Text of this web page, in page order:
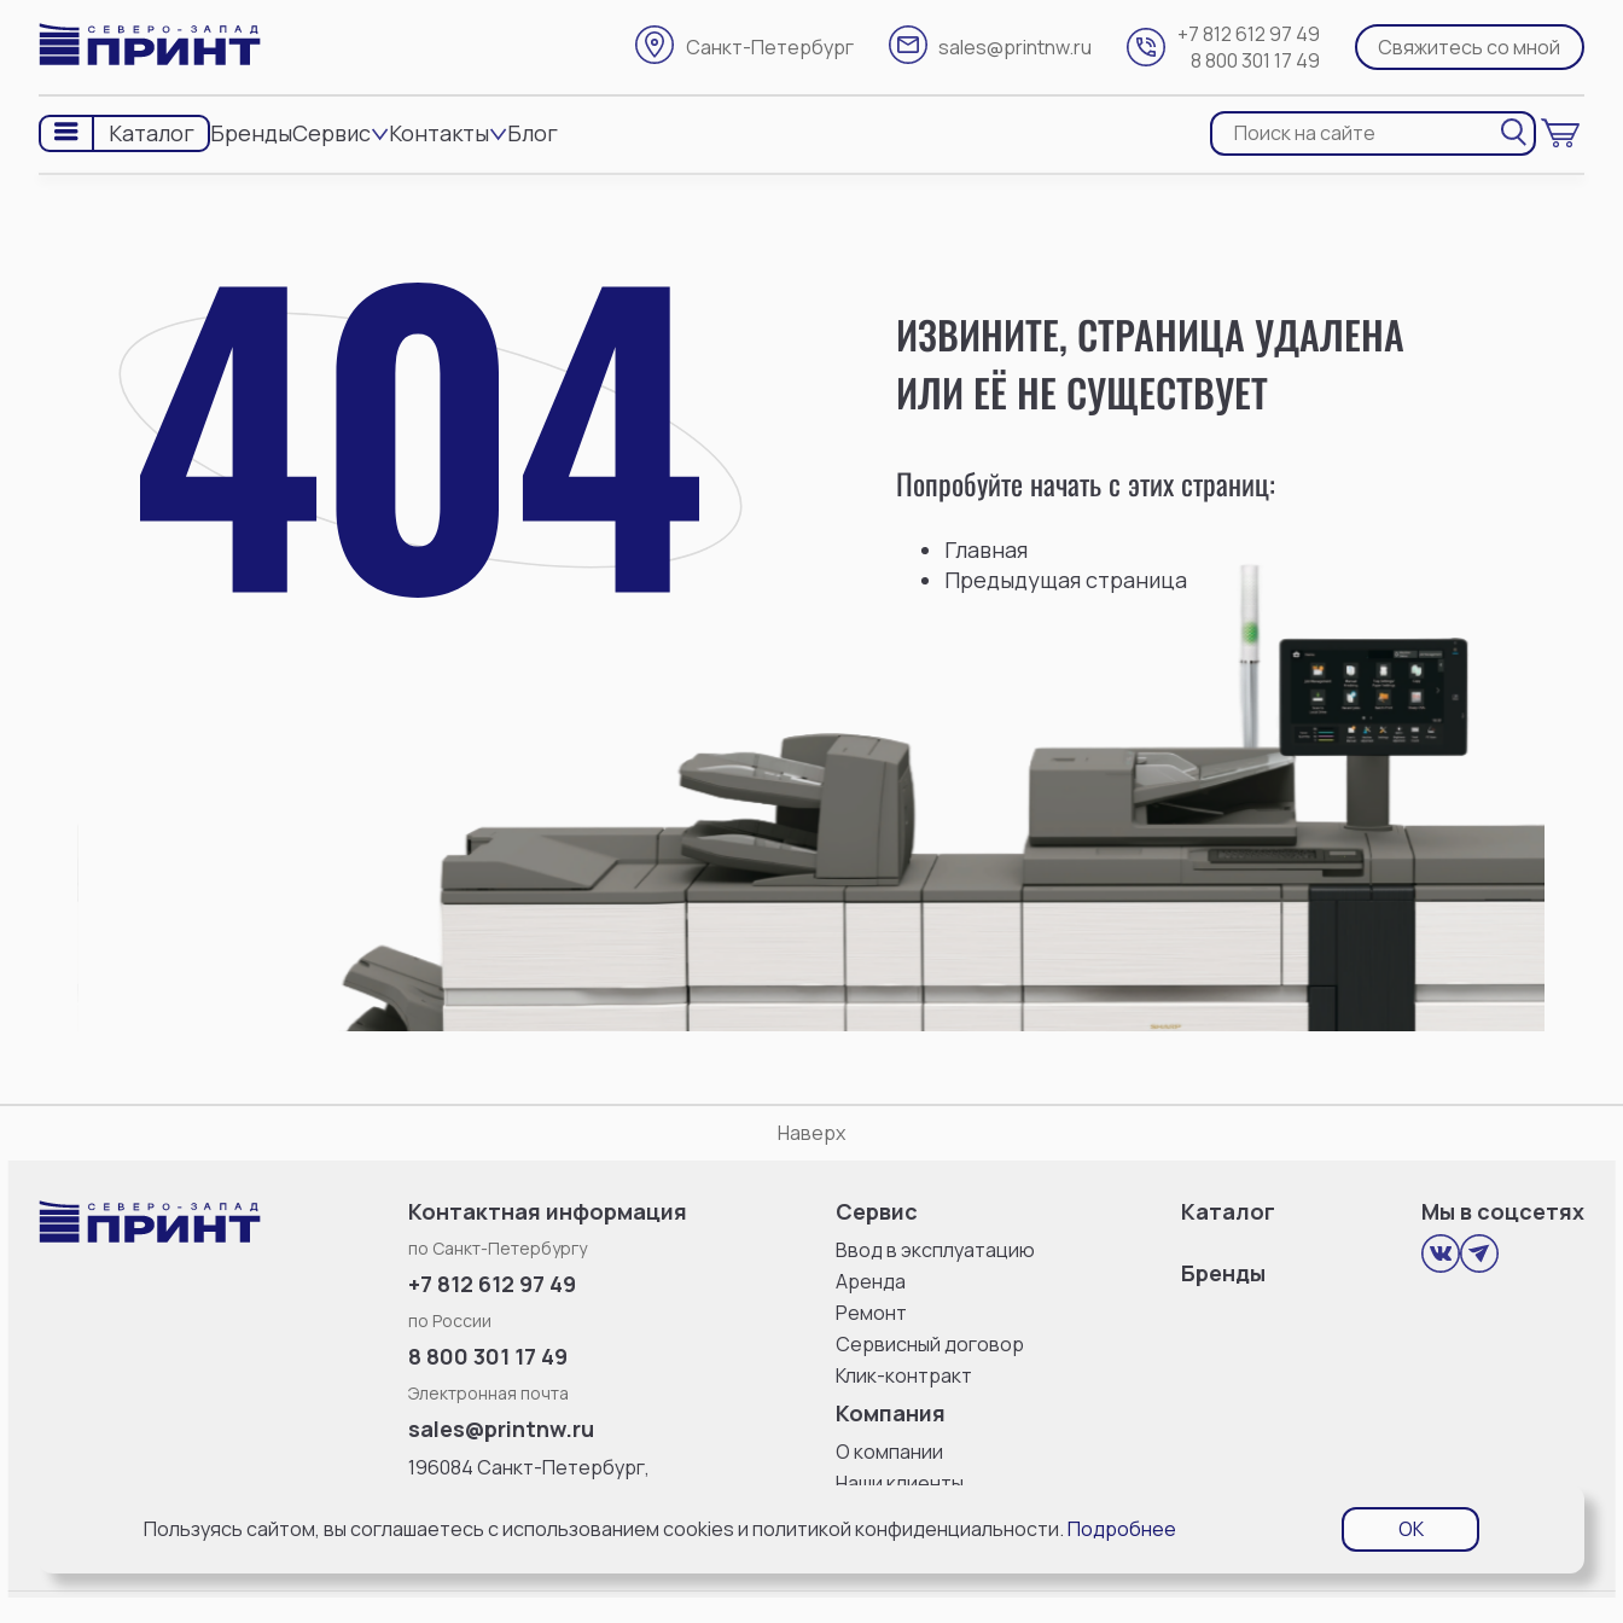
Санкт-Петербург sales@printnw.ru
+7 812 612 97 49
8 800 301 17 49
Свяжитесь со мной
Каталог БрендыСервис Контакты Блог
ИЗВИНИТЕ, СТРАНИЦА УДАЛЕНА
ИЛИ ЕЁ НЕ СУЩЕСТВУЕТ
Попробуйте начать с этих страниц:
Главная
Предыдущая страница
Наверх
Контактная информация
по Санкт-Петербургу
+7 812 612 97 49
по России
8 800 301 17 49
Электронная почта
sales@printnw.ru
196084 Санкт-Петербург,
литерa Б, офис 8 с 10:00 до
Сервис
Ввод в эксплуатацию
Аренда
Ремонт
Сервисный договор
Клик-контракт
Компания
О компании
Наши клиенты
Каталог
Бренды
Мы в соцсетях
Пользуясь сайтом, вы соглашаетесь с использованием cookies и политикой конфиденциальности.Подробнее OK